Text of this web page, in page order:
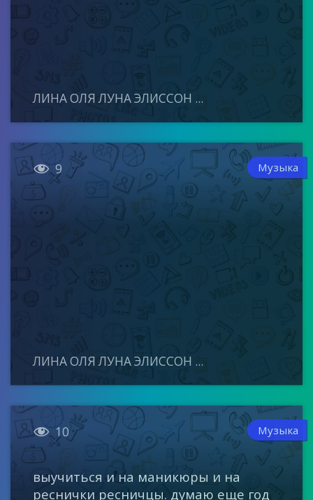
ЛИНА ОЛЯ ЛУНА ЭЛИССОН ...
 9 Музыка
ЛИНА ОЛЯ ЛУНА ЭЛИССОН ...
 10 Музыка
выучиться и на маникюры и на
реснички ресничцы. думаю еще год